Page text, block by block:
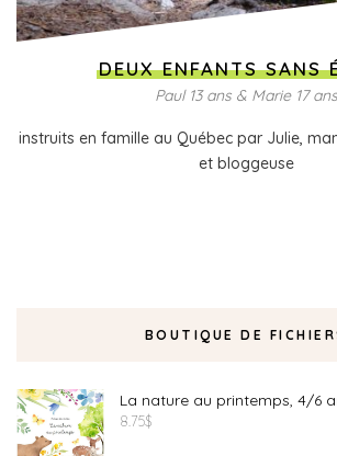
DEUX ENFANTS SANS
Paul 13 ans & Marie 17 ans
instruits en famille au Québec par Julie,
et bloggeuse
BOUTIQUE DE
La nature au printemps, 4/6
8.75$